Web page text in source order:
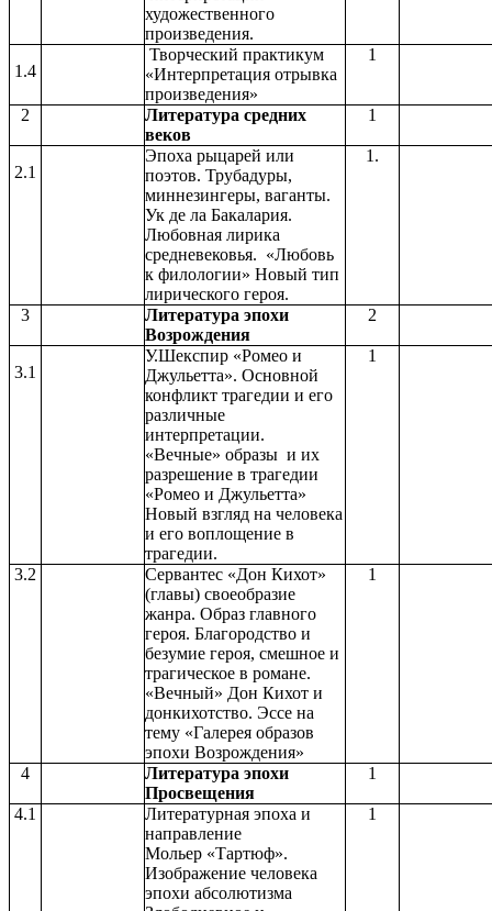
художественного
произведения.
1.4
Творческий практикум
«Интерпретация отрывка
произведения»
1
2
Литература средних
веков
1
2.1
Эпоха рыцарей или
поэтов. Трубадуры,
миннезингеры, ваганты.
Ук де ла Бакалария.
Любовная лирика
средневековья. «Любовь
к филологии» Новый тип
лирического героя.
1.
3
Литература эпохи
Возрождения
2
3.1
У.Шекспир «Ромео и
Джульетта». Основной
конфликт трагедии и его
различные
интерпретации.
«Вечные» образы и их
разрешение в трагедии
«Ромео и Джульетта»
Новый взгляд на человека
и его воплощение в
трагедии.
1
3.2
Сервантес «Дон Кихот»
(главы) своеобразие
жанра. Образ главного
героя. Благородство и
безумие героя, смешное и
трагическое в романе.
«Вечный» Дон Кихот и
донкихотство. Эссе на
тему «Галерея образов
эпохи Возрождения»
1
4
Литература эпохи
Просвещения
1
4.1
Литературная эпоха и
направление
Мольер «Тартюф».
Изображение человека
эпохи абсолютизма
1